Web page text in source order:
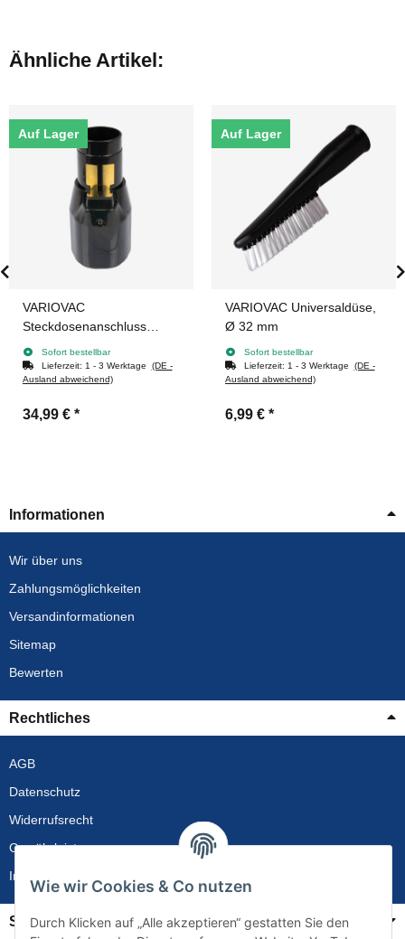
Ähnliche Artikel:
Auf Lager
VARIOVAC
Steckdosenanschluss
(Einsteckkupplung) für
Saug-/Fernstartschlauch
Sofort bestellbar
Lieferzeit: 1 - 3 Werktage (DE -
Ausland abweichend)
34,99 € *
Auf Lager
VARIOVAC Universaldüse,
Ø 32 mm
Sofort bestellbar
Lieferzeit: 1 - 3 Werktage (DE -
Ausland abweichend)
6,99 € *
Informationen
Wir über uns
Zahlungsmöglichkeiten
Versandinformationen
Sitemap
Bewerten
Rechtliches
AGB
Datenschutz
Widerrufsrecht
Gewährleistung
Impressum
Service
Wie wir Cookies & Co nutzen
Durch Klicken auf „Alle akzeptieren“ gestatten Sie den